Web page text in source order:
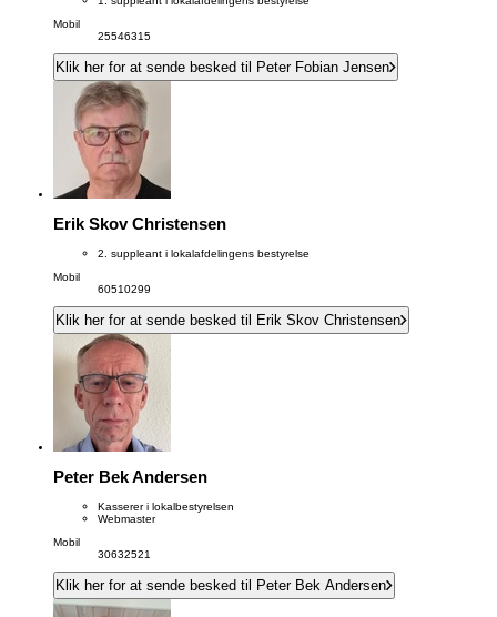
Mobil
25546315
Klik her for at sende besked til Peter Fobian Jensen
Erik Skov Christensen
2. suppleant i lokalafdelingens bestyrelse
Mobil
60510299
Klik her for at sende besked til Erik Skov Christensen
Peter Bek Andersen
Kasserer i lokalbestyrelsen
Webmaster
Mobil
30632521
Klik her for at sende besked til Peter Bek Andersen